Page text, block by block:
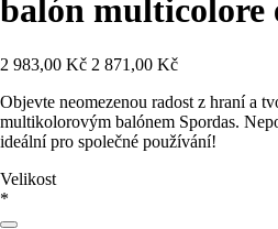
balón multicolore
2 983,00 Kč 2 871,00 Kč
Objevte neomezenou radost z hraní a
multikolorovým balónem Spordas.
ideální pro společné používání!
Velikost
*